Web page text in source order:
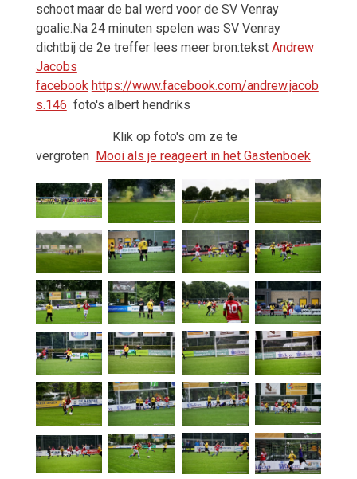
schoot maar de bal werd voor de SV Venray
goalie.Na 24 minuten spelen was SV Venray
dichtbij de 2e treffer lees meer bron:tekst Andrew
Jacobs
facebook https://www.facebook.com/andrew.jacob
s.146 foto's albert hendriks
Klik op foto's om ze te
vergroten Mooi als je reageert in het Gastenboek